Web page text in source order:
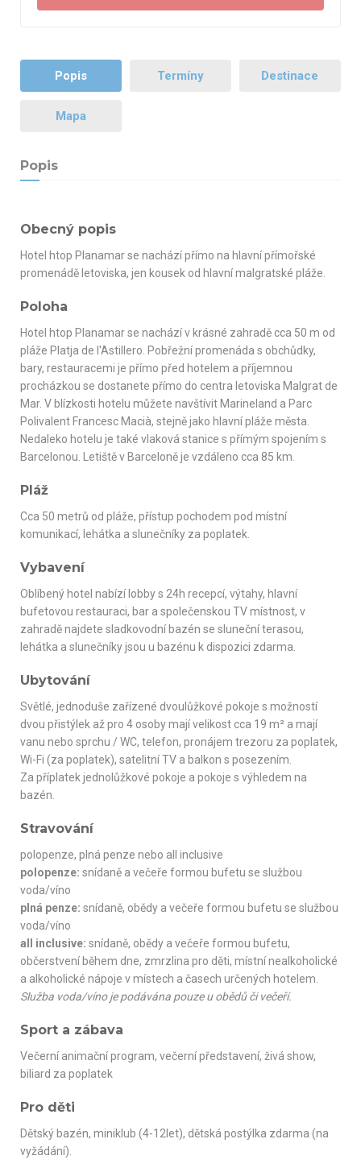
Popis Termíny Destinace
Mapa
Popis
Obecný popis
Hotel htop Planamar se nachází přímo na hlavní přímořské
promenádě letoviska, jen kousek od hlavní malgratské pláže.
Poloha
Hotel htop Planamar se nachází v krásné zahradě cca 50 m od
pláže Platja de l'Astillero. Pobřežní promenáda s obchůdky,
bary, restauracemi je přímo před hotelem a příjemnou
procházkou se dostanete přímo do centra letoviska Malgrat de
Mar. V blízkosti hotelu můžete navštívit Marineland a Parc
Polivalent Francesc Macià, stejně jako hlavní pláže města.
Nedaleko hotelu je také vlaková stanice s přímým spojením s
Barcelonou. Letiště v Barceloně je vzdáleno cca 85 km.
Pláž
Cca 50 metrů od pláže, přístup pochodem pod místní
komunikací, lehátka a slunečníky za poplatek.
Vybavení
Oblíbený hotel nabízí lobby s 24h recepcí, výtahy, hlavní
bufetovou restauraci, bar a společenskou TV místnost, v
zahradě najdete sladkovodní bazén se sluneční terasou,
lehátka a slunečníky jsou u bazénu k dispozici zdarma.
Ubytování
Světlé, jednoduše zařízené dvoulůžkové pokoje s možností
dvou přistýlek až pro 4 osoby mají velikost cca 19 m² a mají
vanu nebo sprchu / WC, telefon, pronájem trezoru za poplatek,
Wi-Fi (za poplatek), satelitní TV a balkon s posezením.
Za příplatek jednolůžkové pokoje a pokoje s výhledem na
bazén.
Stravování
polopenze, plná penze nebo all inclusive
polopenze: snídaně a večeře formou bufetu se službou
voda/víno
plná penze: snídaně, obědy a večeře formou bufetu se službou
voda/víno
all inclusive: snídaně, obědy a večeře formou bufetu,
občerstvení během dne, zmrzlina pro děti, místní nealkoholické
a alkoholické nápoje v místech a časech určených hotelem.
Služba voda/víno je podávána pouze u obědů či večeří.
Sport a zábava
Večerní animační program, večerní představení, živá show,
biliard za poplatek
Pro děti
Dětský bazén, miniklub (4-12let), dětská postýlka zdarma (na
vyžádání).